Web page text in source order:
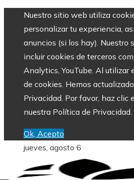
Nuestro sitio web utiliza
personalizar tu experiencia,
anuncios (si los hay). Nuestro
incluir cookies de terceros
Analytics, YouTube. Al utilizar
de cookies. Hemos
Privacidad. Por favor, haz clic
nuestra Política de Privacidad.
Ok, Acepto
jueves, agosto 6